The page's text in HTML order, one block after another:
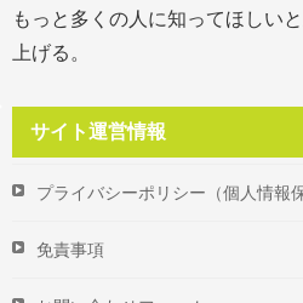
もっと多くの人に知ってほしい
上げる。
サイト運営情報
プライバシーポリシー（個人情報
免責事項